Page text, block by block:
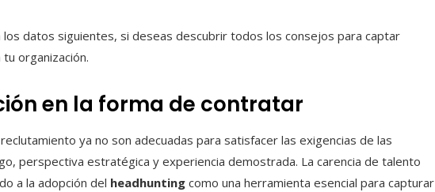
datos siguientes, si deseas descubrir todos los consejos para captar
organización.
en la forma de contratar
ya no son adecuadas para satisfacer las exigencias de las
perspectiva estratégica y experiencia demostrada. La carencia de talento
a la adopción del head­hunting como una herramienta esencial para capturar